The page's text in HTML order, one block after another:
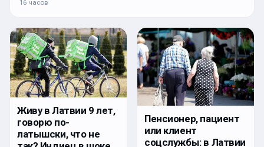
16 часов
Живу в Латвии 9 лет,
говорю по-
латышски, что не
Пенсионер, пациент
или клиент
соцслужбы: в Латвии